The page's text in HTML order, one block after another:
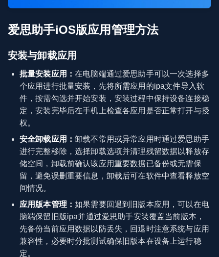
爱思助手iOS版应用管理方法
安装与卸载应用
批量安装应用：在电脑端通过爱思助手可以一次选择多
个应用进行批量安装，先将所需应用的ipa文件导入软
件，按需勾选并开始安装，安装过程中保持设备连接稳
定，安装完毕后在手机上检查各应用是否正常打开与授
权。
安全卸载应用：卸载不常用或异常应用时通过爱思助手
进行完整移除，选择卸载选项并清理残留数据以释放存
储空间，卸载前确认该应用重要数据已备份或无需保
留，避免误删重要信息，卸载后可在软件中查看释放空
间情况。
应用版本管理：如果需要回退到旧版本应用，可以在电
脑端保留旧版ipa并通过爱思助手安装覆盖当前版本，
先备份当前应用数据以防丢失，回退时注意系统与应用
兼容性，必要时分批测试确保旧版本在设备上运行稳
定。